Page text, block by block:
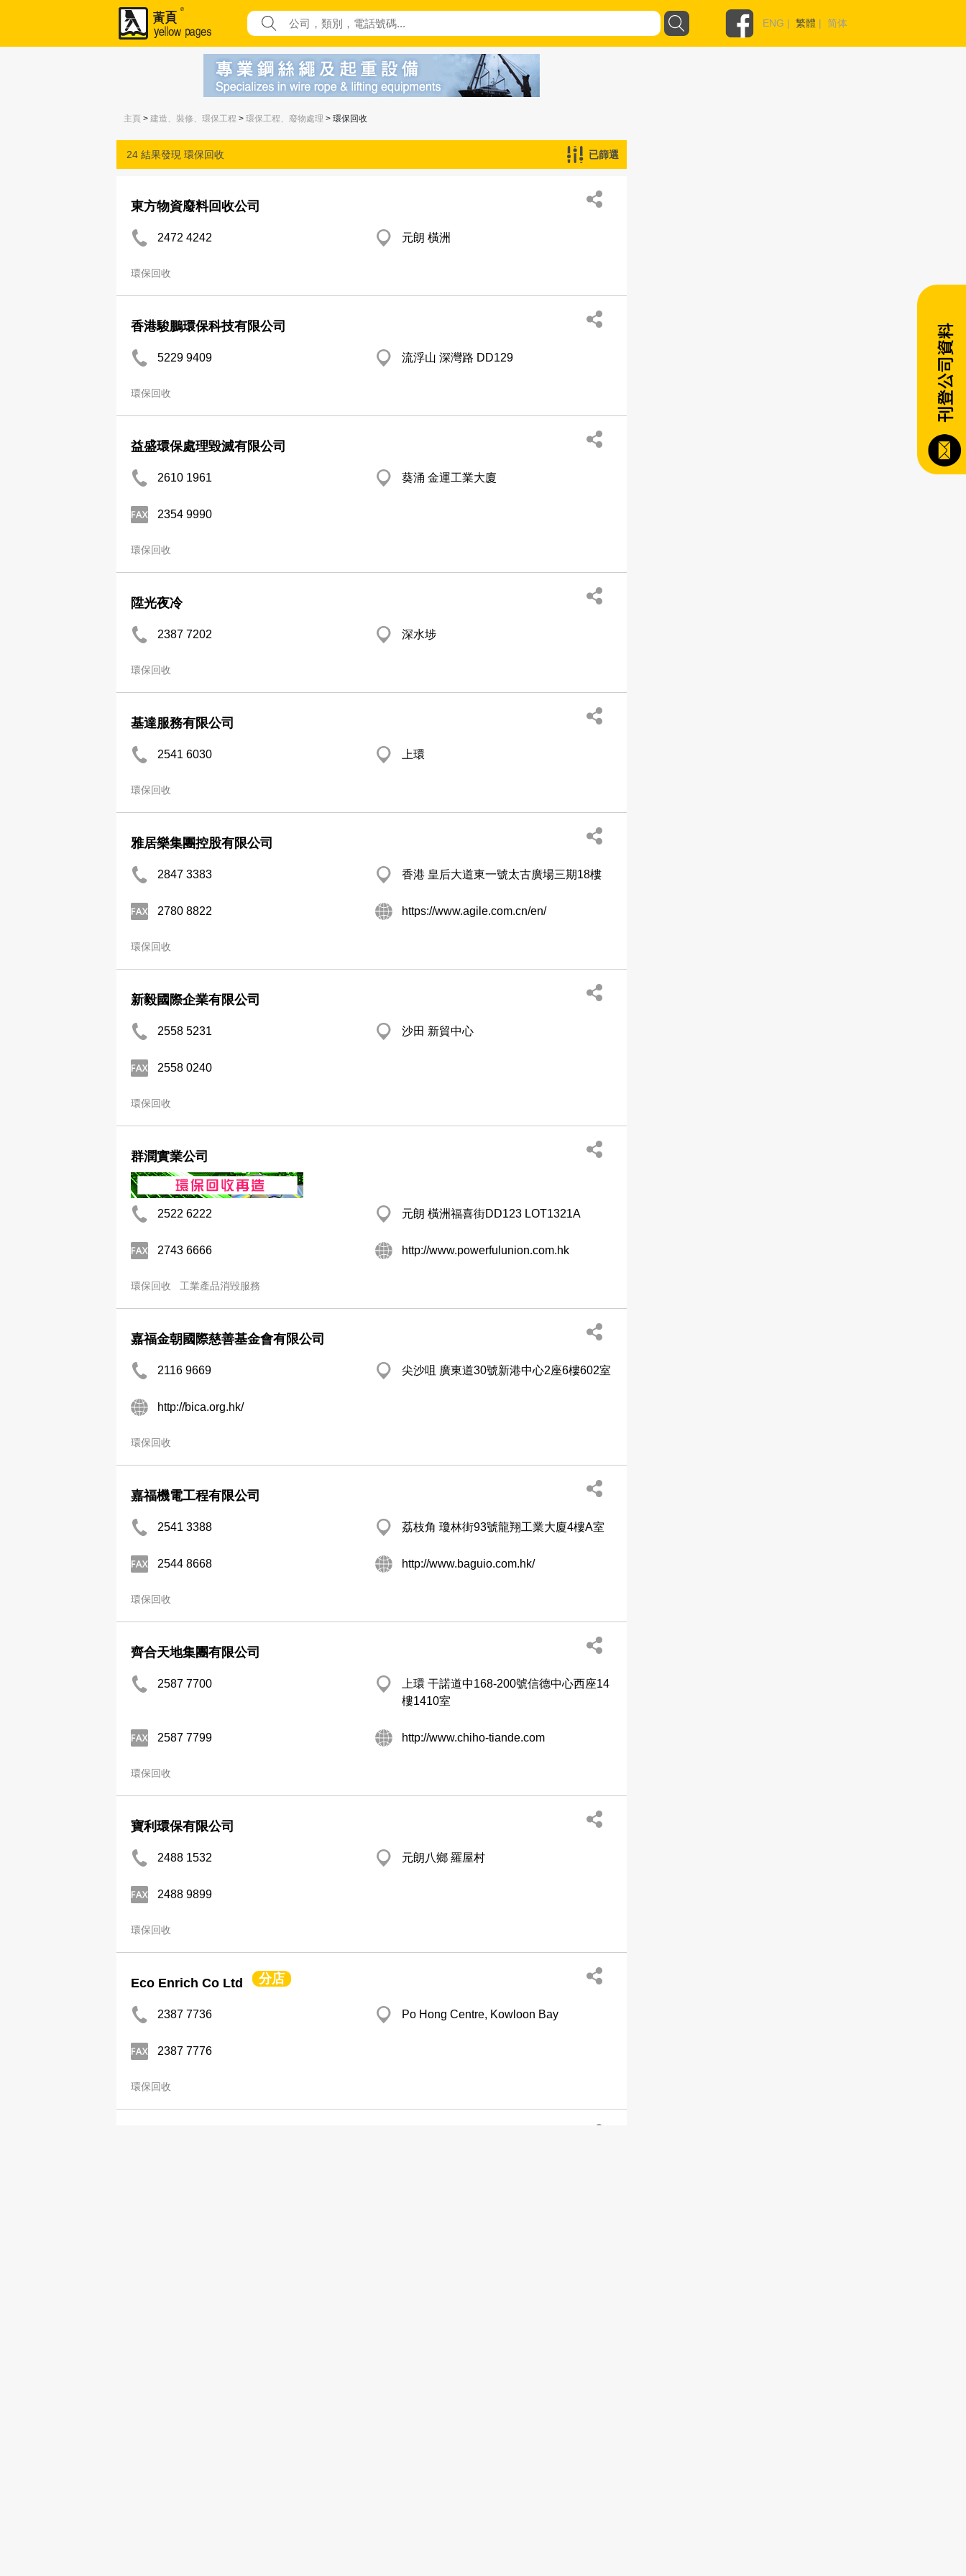
ENG | 繁體 | 简体
主頁 > 建造、裝修、環保工程 > 環保工程、廢物處理 > 環保回收
24 結果發現 環保回收 已篩選
東方物資廢料回收公司
2472 4242 元朗 橫洲
環保回收
香港駿鵬環保科技有限公司
5229 9409 流浮山 深灣路 DD129
環保回收
益盛環保處理毀滅有限公司
2610 1961 葵涌 金運工業大廈
2354 9990
環保回收
陞光夜冷
2387 7202 深水埗
環保回收
基達服務有限公司
2541 6030 上環
環保回收
雅居樂集團控股有限公司
2847 3383 香港 皇后大道東一號太古廣場三期18樓
2780 8822 https://www.agile.com.cn/en/
環保回收
新毅國際企業有限公司
2558 5231 沙田 新貿中心
2558 0240
環保回收
群潤實業公司
2522 6222 元朗 橫洲福喜街DD123 LOT1321A
2743 6666 http://www.powerfulunion.com.hk
環保回收 工業產品消毀服務
嘉福金朝國際慈善基金會有限公司
2116 9669 尖沙咀 廣東道30號新港中心2座6樓602室
http://bica.org.hk/
環保回收
嘉福機電工程有限公司
2541 3388 荔枝角 瓊林街93號龍翔工業大廈4樓A室
2544 8668 http://www.baguio.com.hk/
環保回收
齊合天地集團有限公司
2587 7700
上環 干諾道中168-200號信德中心西座14
樓1410室
2587 7799 http://www.chiho-tiande.com
環保回收
寶利環保有限公司
2488 1532 元朗八鄉 羅屋村
2488 9899
環保回收
Eco Enrich Co Ltd 分店
2387 7736 Po Hong Centre, Kowloon Bay
2387 7776
環保回收